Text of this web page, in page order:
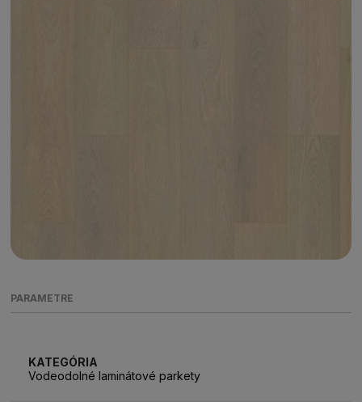
PARAMETRE
KATEGÓRIA
Vodeodolné laminátové parkety